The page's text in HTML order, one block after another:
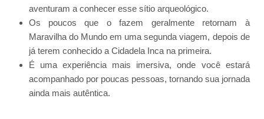
aventuram a conhecer esse sítio arqueológico.
Os poucos que o fazem geralmente retornam à
Maravilha do Mundo em uma segunda viagem, depois de
já terem conhecido a Cidadela Inca na primeira.
É uma experiência mais imersiva, onde você estará
acompanhado por poucas pessoas, tornando sua jornada
ainda mais autêntica.